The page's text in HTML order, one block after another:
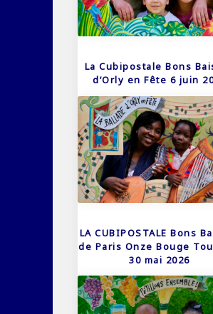
La Cubipostale Bons
d’Orly en Fête 6 juin
LA CUBIPOSTALE Bons
de Paris Onze Bouge
30 mai 2026